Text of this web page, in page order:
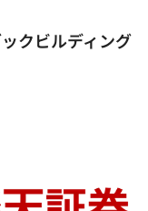
クビルディング